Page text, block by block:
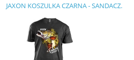
JAXON KOSZULKA CZARNA - SANDACZ.